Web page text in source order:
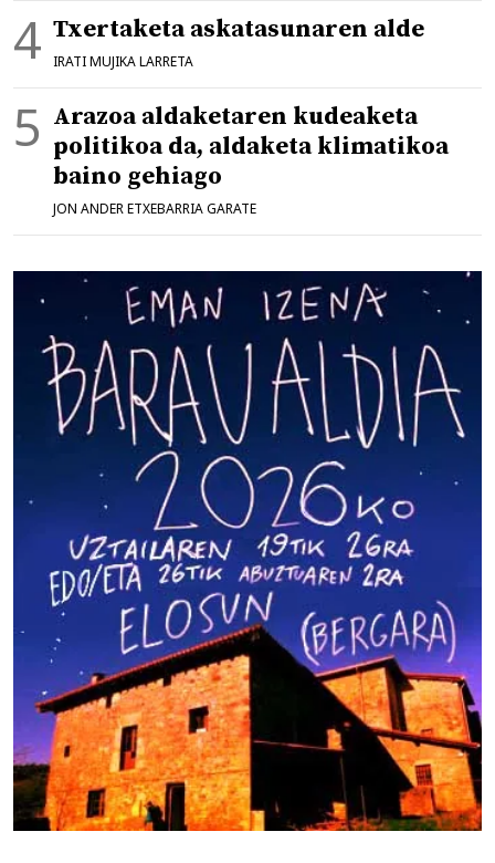
Txertaketa askatasunaren alde
IRATI MUJIKA LARRETA
Arazoa aldaketaren kudeaketa
politikoa da, aldaketa klimatikoa
baino gehiago
JON ANDER ETXEBARRIA GARATE